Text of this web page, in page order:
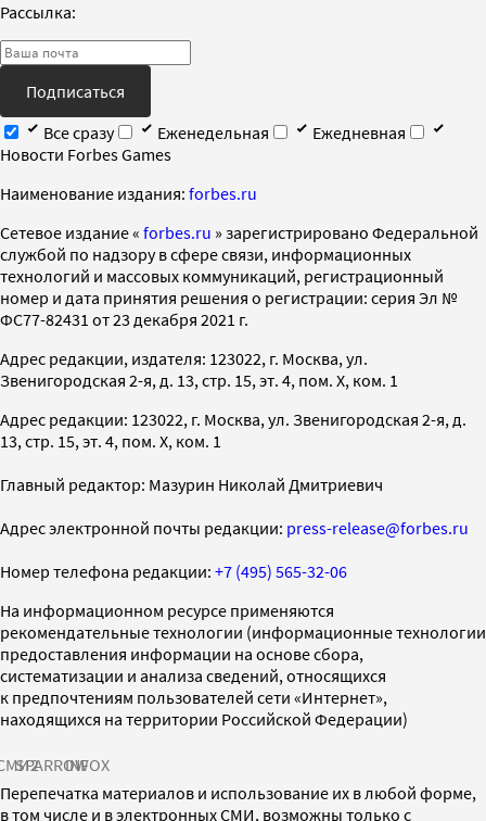
Рассылка:
Подписаться
Все сразу
Еженедельная
Ежедневная
Новости Forbes Games
Наименование издания: forbes.ru
Cетевое издание « forbes.ru » зарегистрировано Федеральной
службой по надзору в сфере связи, информационных
технологий и массовых коммуникаций, регистрационный
номер и дата принятия решения о регистрации: серия Эл №
ФС77-82431 от 23 декабря 2021 г.
Адрес редакции, издателя: 123022, г. Москва, ул.
Звенигородская 2-я, д. 13, стр. 15, эт. 4, пом. X, ком. 1
Адрес редакции: 123022, г. Москва, ул. Звенигородская 2-я, д.
13, стр. 15, эт. 4, пом. X, ком. 1
Главный редактор: Мазурин Николай Дмитриевич
Адрес электронной почты редакции: press-release@forbes.ru
Номер телефона редакции: +7 (495) 565-32-06
На информационном ресурсе применяются
рекомендательные технологии (информационные технологии
предоставления информации на основе сбора,
систематизации и анализа сведений, относящихся
к предпочтениям пользователей сети «Интернет»,
находящихся на территории Российской Федерации)
SPARROWINFOX
Перепечатка материалов и использование их в любой форме,
в том числе и в электронных СМИ, возможны только с